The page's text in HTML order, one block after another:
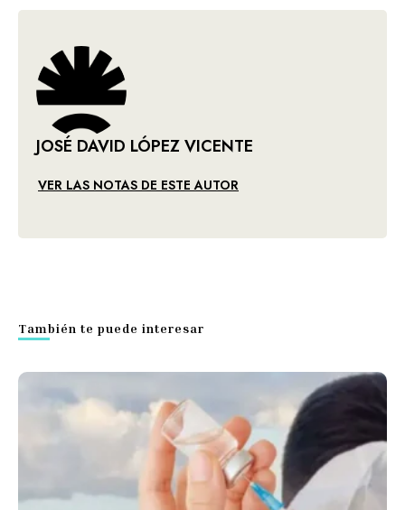
JOSÉ DAVID LÓPEZ VICENTE
VER LAS NOTAS DE ESTE AUTOR
También te puede interesar